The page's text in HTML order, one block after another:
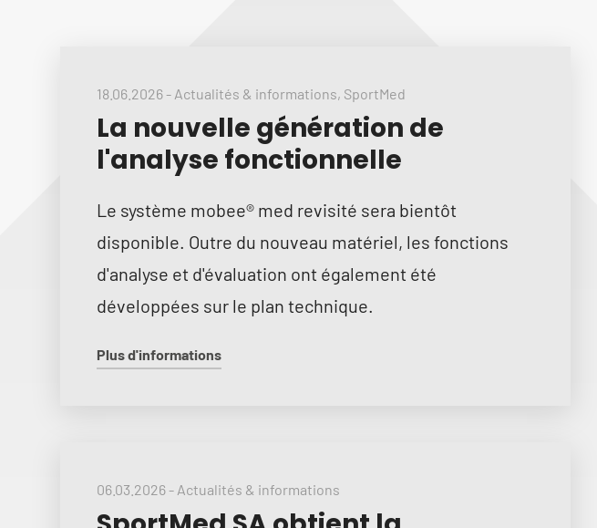
18.06.2026- Actualités & informations, SportMed
La nouvelle génération de
l'analyse fonctionnelle
Le système mobee® med revisité sera bientôt
disponible. Outre du nouveau matériel, les fonctions
d'analyse et d'évaluation ont également été
développées sur le plan technique.
Plus d'informations
06.03.2026- Actualités & informations